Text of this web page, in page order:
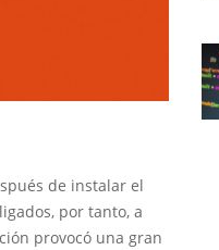
de instalar el
por tanto, a
provocó una gran